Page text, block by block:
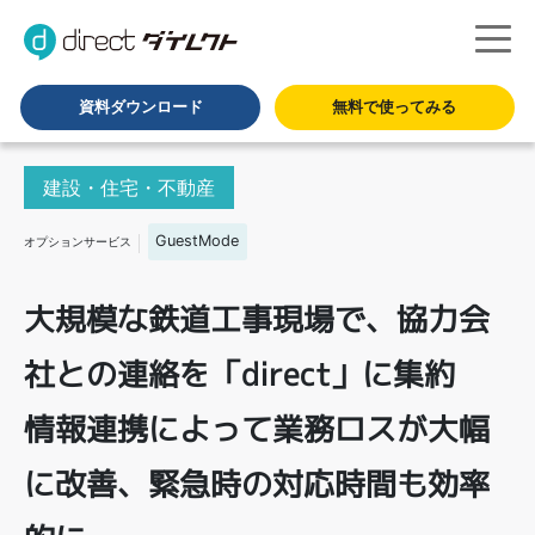
資料ダウンロード 無料で使ってみる
建設・住宅・不動産
オプションサービス
大規模な鉄道工事現場で、協力会
社との連絡を「direct」に集約
情報連携によって業務ロスが大幅
に改善、緊急時の対応時間も効率